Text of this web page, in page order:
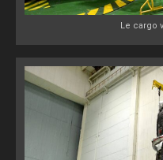
Le cargo